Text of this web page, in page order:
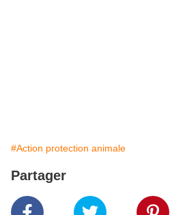
#Action protection animale
Partager